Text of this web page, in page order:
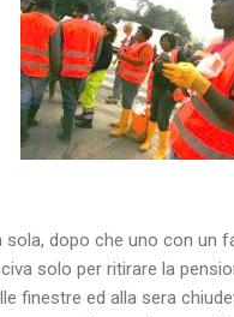
dopo che uno con un
solo per ritirare la
finestre ed alla sera